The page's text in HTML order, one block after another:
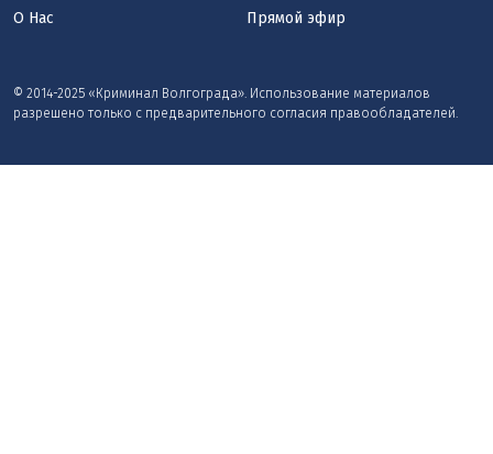
О Нас Прямой эфир
© 2014-2025 «Криминал Волгограда». Использование материалов
разрешено только с предварительного согласия правообладателей.